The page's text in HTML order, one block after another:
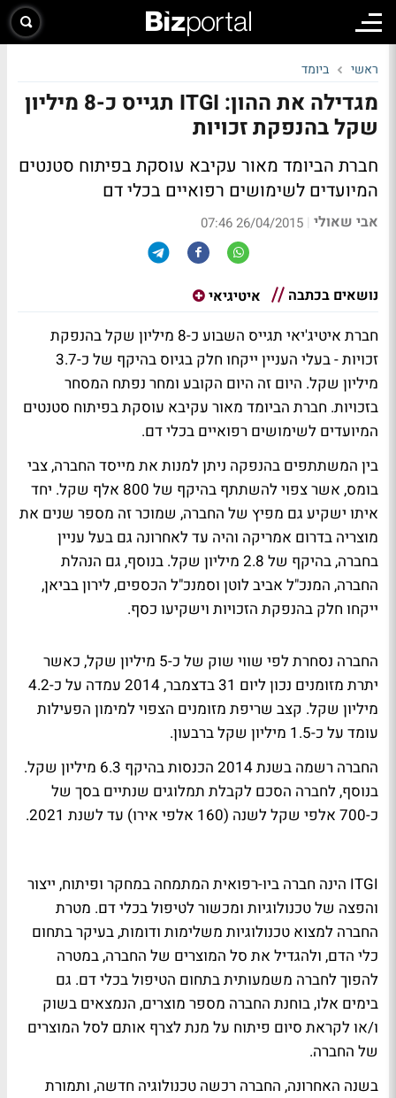
ראשי ביומד
מגדילה את ההון: ITGI תגייס כ-8 מיליון
שקל בהנפקת זכויות
חברת הביומד מאור עקיבא עוסקת בפיתוח סטנטים
המיועדים לשימושים רפואיים בכלי דם
אבי שאולי |
26/04/2015 07:46
נושאים בכתבה איטיגיאי
חברת איטיג'יאי תגייס השבוע כ-8 מיליון שקל בהנפקת
זכויות - בעלי העניין ייקחו חלק בגיוס בהיקף של כ-3.7
מיליון שקל. היום זה היום הקובע ומחר נפתח המסחר
בזכויות. חברת הביומד מאור עקיבא עוסקת בפיתוח סטנטים
המיועדים לשימושים רפואיים בכלי דם.
בין המשתתפים בהנפקה ניתן למנות את מייסד החברה, צבי
בומס, אשר צפוי להשתתף בהיקף של 800 אלף שקל. יחד
איתו ישקיע גם מפיץ של החברה, שמוכר זה מספר שנים את
מוצריה בדרום אמריקה והיה עד לאחרונה גם בעל עניין
בחברה, בהיקף של 2.8 מיליון שקל. בנוסף, גם הנהלת
החברה, המנכ"ל אביב לוטן וסמנכ"ל הכספים, לירון בביאן,
ייקחו חלק בהנפקת הזכויות וישקיעו כסף.
החברה נסחרת לפי שווי שוק של כ-5 מיליון שקל, כאשר
יתרת מזומנים נכון ליום 31 בדצמבר, 2014 עמדה על כ-4.2
מיליון שקל. קצב שריפת מזומנים הצפוי למימון הפעילות
עומד על כ-1.5 מיליון שקל ברבעון.
החברה רשמה בשנת 2014 הכנסות בהיקף 6.3 מיליון שקל.
בנוסף, לחברה הסכם לקבלת תמלוגים שנתיים בסך של
כ-700 אלפי שקל לשנה (160 אלפי אירו) עד לשנת 2021.
ITGI הינה חברה ביו-רפואית המתמחה במחקר ופיתוח, ייצור
והפצה של טכנולוגיות ומכשור לטיפול בכלי דם. מטרת
החברה למצוא טכנולוגיות משלימות ודומות, בעיקר בתחום
כלי הדם, ולהגדיל את סל המוצרים של החברה, במטרה
להפוך לחברה משמעותית בתחום הטיפול בכלי דם. גם
בימים אלו, בוחנת החברה מספר מוצרים, הנמצאים בשוק
ו/או לקראת סיום פיתוח על מנת לצרף אותם לסל המוצרים
של החברה.
בשנה האחרונה, החברה רכשה טכנולוגיה חדשה, ותמורת